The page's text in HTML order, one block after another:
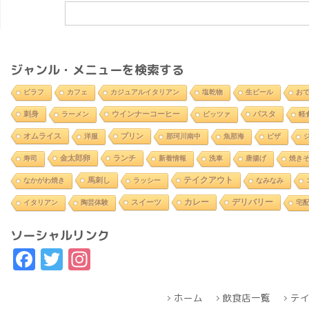
ジャンル・メニューを検索する
ピラフ カフェ カジュアルイタリアン 塩乾物 生ビール お
刺身 ラーメン ウインナーコーヒー ピッツァ パスタ 軽
オムライス 洋服 プリン 那珂川南中 魚那海 ピザ
寿司 金太郎卵 ランチ 新着情報 洗車 唐揚げ 焼き
なかがわ焼き 馬刺し ラッシー テイクアウト なみなみ
イタリアン 陶芸体験 スイーツ カレー デリバリー 宅配
ソーシャルリンク
Facebook
Twitter
ホーム 飲食店一覧 テ